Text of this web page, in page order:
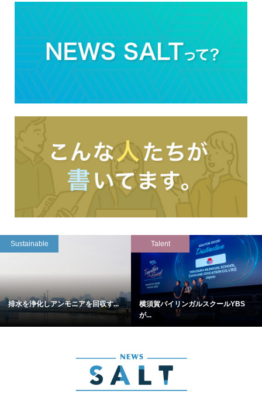
Sustainable
排水を浄化しアンモニアを回収す...
Talent
横須賀バイリンガルスクールYBS
が...